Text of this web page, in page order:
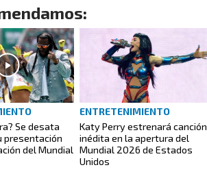
Se desata
presentación
del Mundial
ENTRETENIMIENTO
Katy Perry estrenará canción
inédita en la apertura del
Mundial 2026 de Estados
Unidos